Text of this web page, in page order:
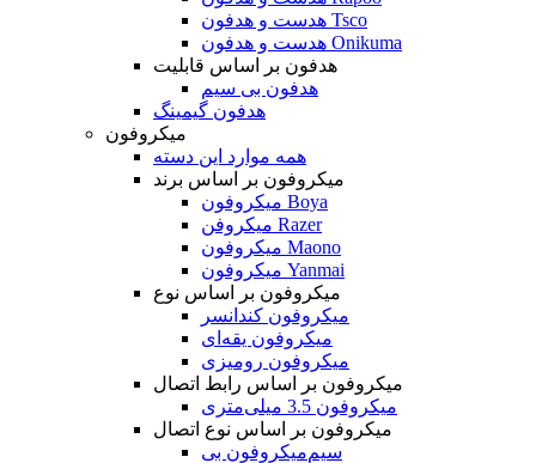
هدست و هدفون Tsco
هدست و هدفون Onikuma
هدفون بر اساس قابلیت
هدفون بی سیم
هدفون گیمینگ
میکروفون
همه موارد این دسته
میکروفون بر اساس برند
میکروفون Boya
میکروفن Razer
میکروفون Maono
میکروفون Yanmai
میکروفون بر اساس نوع
میکروفون کندانسر
میکروفون یقه‌ای
میکروفون رومیزی
میکروفون بر اساس رابط اتصال
میکروفون 3.5 میلی‌متری
میکروفون بر اساس نوع اتصال
میکروفون بی‌‎سیم